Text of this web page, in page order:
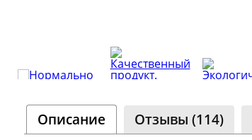
Описание Отзывы (114)